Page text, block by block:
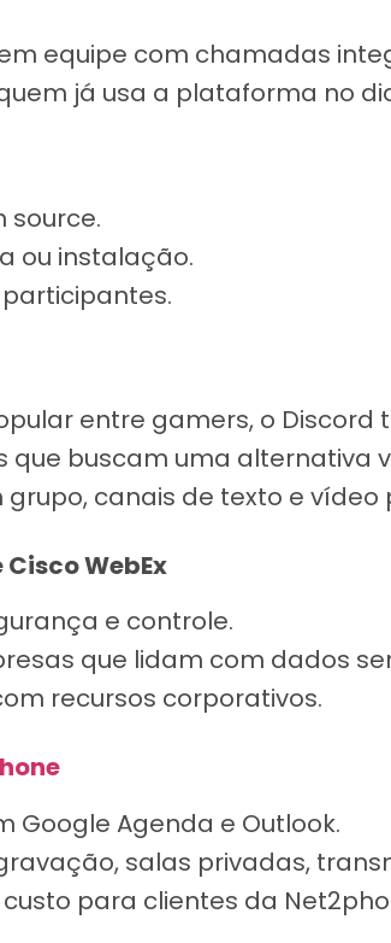
equipe com chamadas
já usa a plataforma no
source.
ou instalação.
entre gamers, o
que buscam uma alternativa
canais de texto e vídeo
WebEx
e controle.
que lidam com dados
recursos corporativos.
Google Agenda e Outlook.
salas privadas,
para clientes da